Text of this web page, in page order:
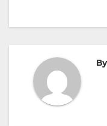
By